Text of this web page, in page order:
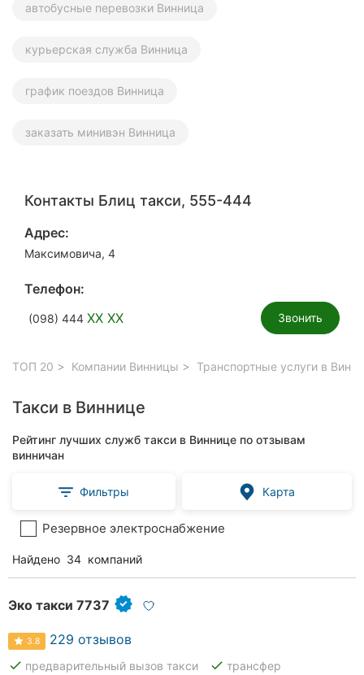
автобусные перевозки Винница
курьерская служба Винница
график поездов Винница
заказать минивэн Винница
Контакты Блиц такси, 555-444
Адрес:
Максимовича, 4
Телефон:
(098) 444 XX XX Звонить
ТОП 20 Компании Винницы Транспортные услуги в
Такси в Виннице
Рейтинг лучших служб такси в Виннице по отзывам
винничан
Фильтры Карта
Резервное электроснабжение
Найдено 34 компаний
Эко такси 7737
3.8 229 отзывов
done предварительный вызов такси done трансфер